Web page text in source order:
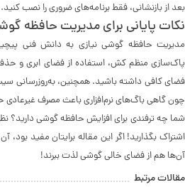
بعد از بازنشانی، فقط برنامه‌های ضروری را نصب کنید.
نکات پایانی برای مدیریت حافظه
مدیریت حافظه گوشی نیازی به دانش فنی
پاک‌سازی منظم کش، استفاده از فضای ابری و
فضای کافی داشته باشید. همچنین، به‌روزرسانی
چون گاهی باگ‌های نرم‌افزاری باعث مصرف
شما چه ترفندی برای افزایش حافظه گوشی دارید؟
اشتراک بگذارید! اگر این مقاله برایتان مفید بود،
آن‌ها هم از فضای خالی گوشی لذت ببرند!
مقالات مرتبط